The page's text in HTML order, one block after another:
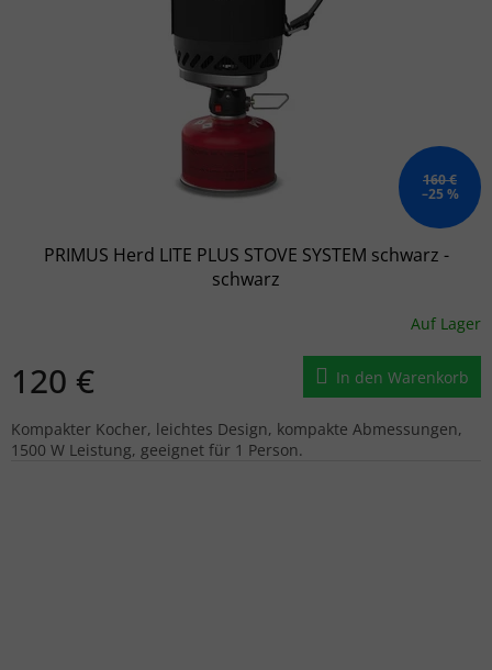
160 €
–25 %
PRIMUS Herd LITE PLUS STOVE SYSTEM schwarz -
schwarz
Auf Lager
120 € In den Warenkorb
Kompakter Kocher, leichtes Design, kompakte Abmessungen,
1500 W Leistung, geeignet für 1 Person.